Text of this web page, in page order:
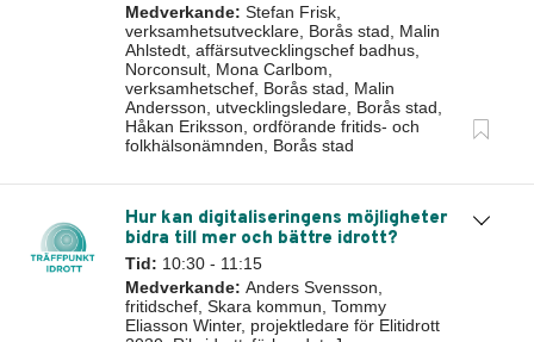
Medverkande: Stefan Frisk,
verksamhetsutvecklare, Borås stad, Malin
Ahlstedt, affärsutvecklingschef badhus,
Norconsult, Mona Carlbom,
verksamhetschef, Borås stad, Malin
Andersson, utvecklingsledare, Borås stad,
Håkan Eriksson, ordförande fritids- och
folkhälsonämnden, Borås stad
Hur kan digitaliseringens möjligheter
bidra till mer och bättre idrott?
Tid: 10:30 - 11:15
Medverkande: Anders Svensson,
fritidschef, Skara kommun, Tommy
Eliasson Winter, projektledare för Elitidrott